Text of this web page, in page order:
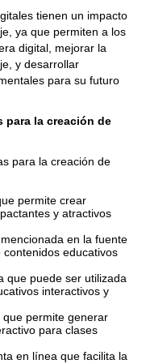
tienen un impacto
ya que permiten a los
digital, mejorar la
y desarrollar
para su futuro
para la creación de
para la creación de
permite crear
y atractivos
en la fuente
educativos
que puede ser utilizada
interactivos y
permite generar
para clases
en línea que facilita la